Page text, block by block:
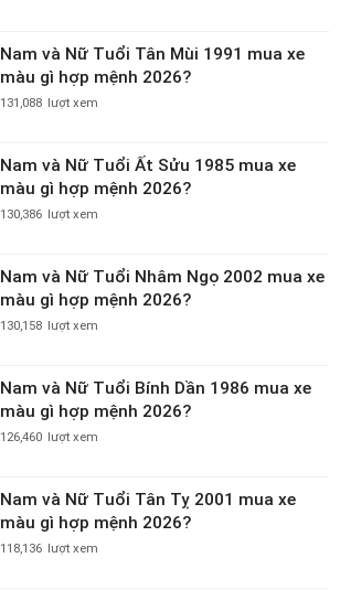
Nam và Nữ Tuổi Tân Mùi 1991 mua xe
màu gì hợp mệnh 2026?
131,088 lượt xem
Nam và Nữ Tuổi Ất Sửu 1985 mua xe
màu gì hợp mệnh 2026?
130,386 lượt xem
Nam và Nữ Tuổi Nhâm Ngọ 2002 mua xe
màu gì hợp mệnh 2026?
130,158 lượt xem
Nam và Nữ Tuổi Bính Dần 1986 mua xe
màu gì hợp mệnh 2026?
126,460 lượt xem
Nam và Nữ Tuổi Tân Tỵ 2001 mua xe
màu gì hợp mệnh 2026?
118,136 lượt xem